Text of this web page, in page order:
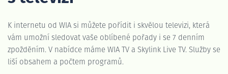
K internetu od WIA si můžete pořídit i skvělou televizi, která
vám umožní sledovat vaše oblíbené pořady i se 7 denním
zpožděním. V nabídce máme WIA TV a Skylink Live TV. Služby se
liší obsahem a počtem programů.